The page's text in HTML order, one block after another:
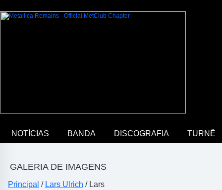
NOTÍCIAS BANDA DISCOGRAFIA TURNÊ
GALERIA DE IMAGENS
Principal / Lars Ulrich / Lars